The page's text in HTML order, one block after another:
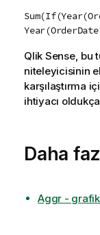
Qlik Sense, bu
niteleyicisinin
karşılaştırma
ihtiyacı
Daha
Aggr -